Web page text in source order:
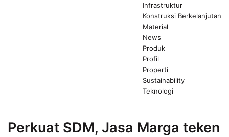
Infrastruktur
Konstruksi Berkelanjutan
Material
News
Produk
Profil
Properti
Sustainability
Teknologi
page
Perkuat SDM, Jasa Marga teken